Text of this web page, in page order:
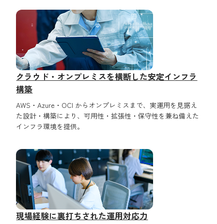
クラウド・オンプレミスを横断した安定インフラ
構築
AWS・Azure・OCI からオンプレミスまで、実運用を見据え
た設計・構築により、可用性・拡張性・保守性を兼ね備えた
インフラ環境を提供。
現場経験に裏打ちされた運用対応力